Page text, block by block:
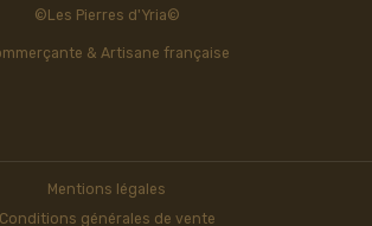
©Les Pierres d'Yria©
& Artisane française
Mentions légales
Conditions générales de vente